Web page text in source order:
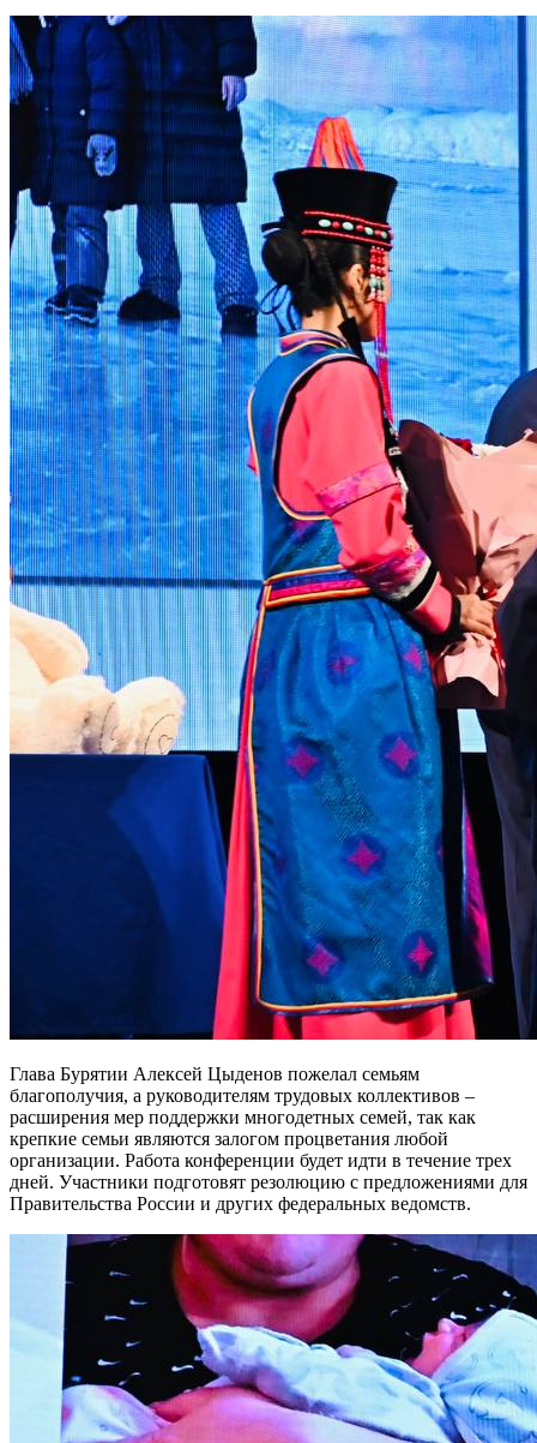
Глава Бурятии Алексей Цыденов пожелал семьям
благополучия, а руководителям трудовых коллективов –
расширения мер поддержки многодетных семей, так как
крепкие семьи являются залогом процветания любой
организации. Работа конференции будет идти в течение трех
дней. Участники подготовят резолюцию с предложениями для
Правительства России и других федеральных ведомств.